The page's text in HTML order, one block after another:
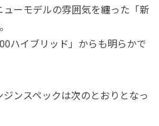
ーモデルの雰囲気を纏った「新
ハイブリッド」からも明らかで
ンスペックは次のとおりとなっ